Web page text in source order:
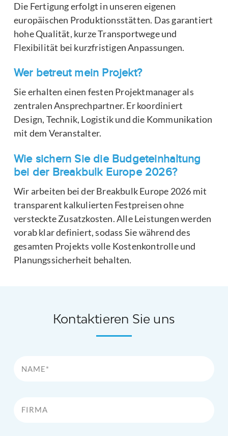
Die Fertigung erfolgt in unseren eigenen
europäischen Produktionsstätten. Das garantiert
hohe Qualität, kurze Transportwege und
Flexibilität bei kurzfristigen Anpassungen.
Wer betreut mein Projekt?
Sie erhalten einen festen Projektmanager als
zentralen Ansprechpartner. Er koordiniert
Design, Technik, Logistik und die Kommunikation
mit dem Veranstalter.
Wie sichern Sie die Budgeteinhaltung
bei der Breakbulk Europe 2026?
Wir arbeiten bei der Breakbulk Europe 2026 mit
transparent kalkulierten Festpreisen ohne
versteckte Zusatzkosten. Alle Leistungen werden
vorab klar definiert, sodass Sie während des
gesamten Projekts volle Kostenkontrolle und
Planungssicherheit behalten.
Kontaktieren Sie uns